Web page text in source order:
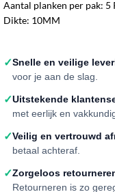
Aantal planken per pak: 5
Dikte: 10MM
✓Snelle en veilige
voor je aan de slag.
✓Uitstekende
met eerlijk en
✓Veilig en vertrouwd
betaal achteraf.
✓Zorgeloos
Retourneren is zo